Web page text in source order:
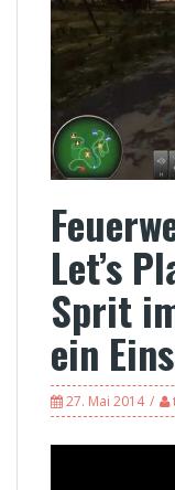
Let’s
Sprit
ein
27. Mai 2014